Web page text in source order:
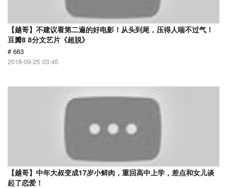
【越哥】不建议看第二遍的好电影！从头到尾，压得人喘不过气！
豆瓣8 8分文艺片《超脱》
# 663
2018-09-25 03:45
【越哥】中年大叔变成17岁小鲜肉，重回高中上学，差点和女儿谈
起了恋爱！